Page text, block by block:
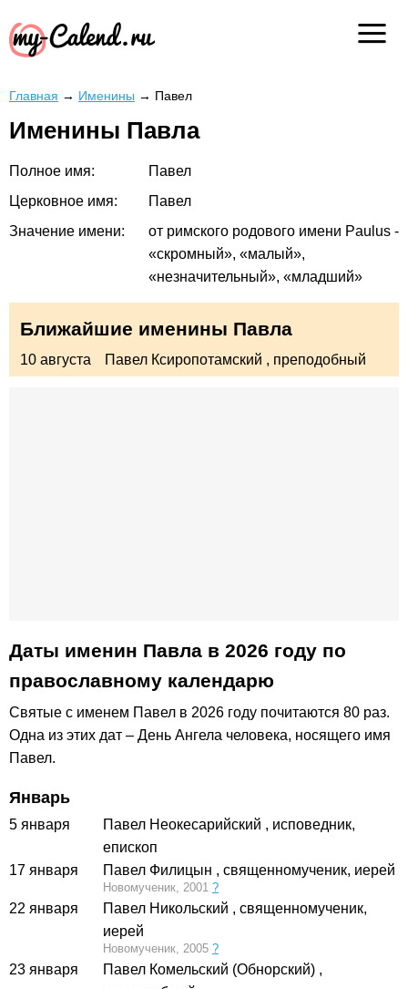
Главная → Именины → Павел
Именины Павла
Полное имя:
Павел
Церковное имя:
Павел
Значение имени:
от римского родового имени Paulus -
«скромный», «малый»,
«незначительный», «младший»
Ближайшие именины Павла
10 августа Павел Ксиропотамский , преподобный
Даты именин Павла в 2026 году по
православному календарю
Святые с именем Павел в 2026 году почитаются 80 раз.
Одна из этих дат – День Ангела человека, носящего имя
Павел.
Январь
5 января Павел Неокесарийский , исповедник,
епископ
17 января
Павел Филицын , священномученик, иерей
Новомученик, 2001 ?
22 января Павел Никольский , священномученик,
иерей
Новомученик, 2005 ?
23 января Павел Комельский (Обнорский) ,